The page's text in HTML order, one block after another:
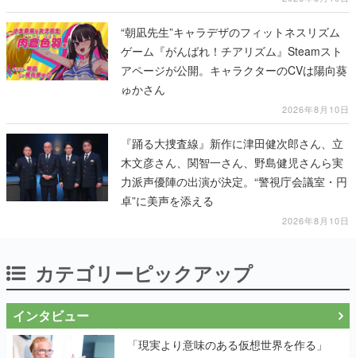
“朝凪先生”キャラデザのフィットネスリズム
ゲーム『がんばれ！チアリズム』Steamスト
アページが公開。キャラクターのCVは陽向葵
ゅかさん
2026年8月10日
『踊る大捜査線』新作に津田健次郎さん、立
木文彦さん、関智一さん、野島健児さんら実
力派声優陣の出演が決定。“警視庁会議室・円
卓”に美声を添える
2026年8月10日
カテゴリーピックアップ
インタビュー
「現実より意味のある仮想世界を作る」